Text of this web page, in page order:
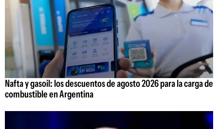
Nafta y gasoil: los descuentos de agosto 2026 para la carga de
combustible en Argentina